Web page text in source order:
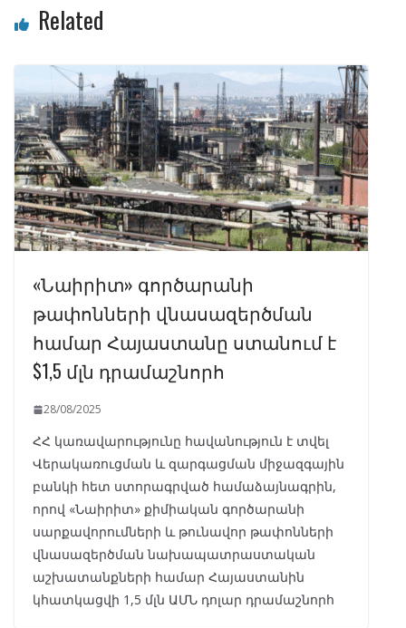
Related
«Նաիրիտ» գործարանի
թափոնների վնասազերծման
համար Հայաստանը ստանում է
$1,5 մլն դրամաշնորհ
28/08/2025
ՀՀ կառավարությունը հավանություն է տվել
Վերակառուցման և զարգացման միջազգային
բանկի հետ ստորագրված համաձայնագրին,
որով «Նաիրիտ» քիմիական գործարանի
սարքավորումների և թունավոր թափոնների
վնասազերծման նախապատրաստական
աշխատանքների համար Հայաստանին
կհատկացվի 1,5 մլն ԱՄՆ դոլար դրամաշնորհ